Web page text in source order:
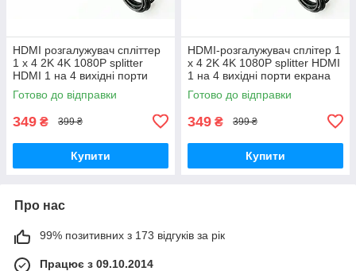
HDMI розгалужувач спліттер
1 х 4 2K 4K 1080P splitter
HDMI 1 на 4 вихідні порти
екрану (4K HDMI UHD 1х4)
Готово до відправки
349 ₴ 399 ₴
Купити
HDMI-розгалужувач сплітер 1
х 4 2K 4K 1080P splitter HDMI
1 на 4 вихідні порти екрана
(4K HDMI UHD 1х4)
Готово до відправки
349 ₴ 399 ₴
Купити
Про нас
99% позитивних з 173 відгуків за рік
Працює з 09.10.2014